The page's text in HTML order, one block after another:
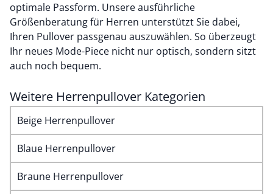
optimale Passform. Unsere ausführliche
Größenberatung für Herren unterstützt Sie dabei,
Ihren Pullover passgenau auszuwählen. So überzeugt
Ihr neues Mode-Piece nicht nur optisch, sondern sitzt
auch noch bequem.
Weitere Herrenpullover Kategorien
Beige Herrenpullover
Blaue Herrenpullover
Braune Herrenpullover